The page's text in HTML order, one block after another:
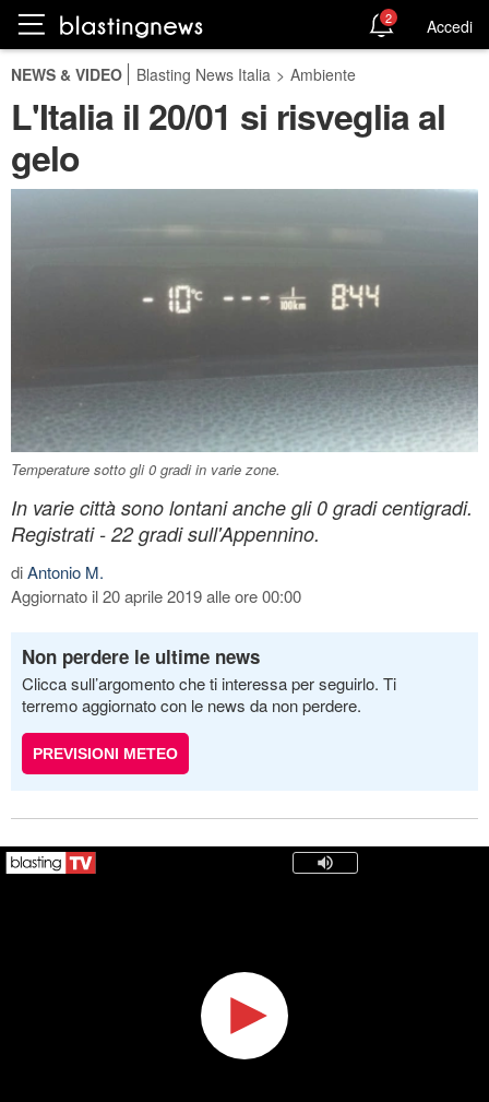
2 Accedi
NEWS & VIDEO Blasting News Italia > Ambiente
L'Italia il 20/01 si risveglia al
gelo
Temperature sotto gli 0 gradi in varie zone.
In varie città sono lontani anche gli 0 gradi centigradi.
Registrati - 22 gradi sull'Appennino.
diAntonio M.
Aggiornato il 20 aprile 2019 alle ore 00:00
Non perdere le ultime news
Clicca sull’argomento che ti interessa per seguirlo. Ti
terremo aggiornato con le news da non perdere.
PREVISIONI METEO